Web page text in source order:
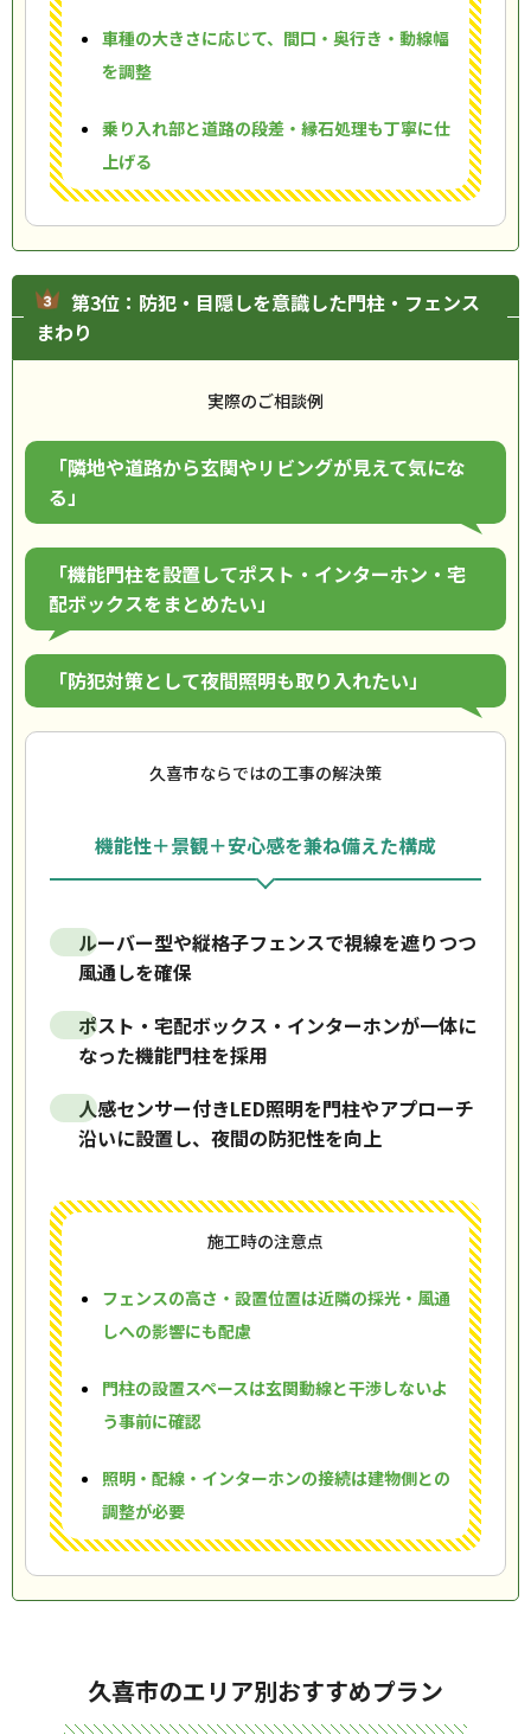
車種の大きさに応じて、間口・奥行き・動線幅
を調整
乗り入れ部と道路の段差・縁石処理も丁寧に仕
上げる
第3位：防犯・目隠しを意識した門柱・フェンス
まわり
実際のご相談例
「隣地や道路から玄関やリビングが見えて気にな
る」
「機能門柱を設置してポスト・インターホン・宅
配ボックスをまとめたい」
「防犯対策として夜間照明も取り入れたい」
久喜市ならではの工事の解決策
機能性＋景観＋安心感を兼ね備えた構成
ルーバー型や縦格子フェンスで視線を遮りつつ
風通しを確保
ポスト・宅配ボックス・インターホンが一体に
なった機能門柱を採用
人感センサー付きLED照明を門柱やアプローチ
沿いに設置し、夜間の防犯性を向上
施工時の注意点
フェンスの高さ・設置位置は近隣の採光・風通
しへの影響にも配慮
門柱の設置スペースは玄関動線と干渉しないよ
う事前に確認
照明・配線・インターホンの接続は建物側との
調整が必要
久喜市のエリア別おすすめプラン